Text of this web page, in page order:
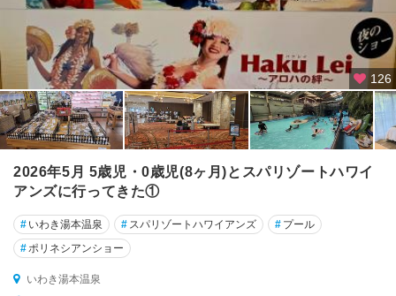
海
・
裏
梯
会
津
・
126
2026年5月 5歳児・0歳児(8ヶ月)とスパリゾートハワイ
アンズに行ってきた①
# いわき湯本温泉 # スパリゾートハワイアンズ # プール
#ポリネシアンショー
いわき湯本温泉